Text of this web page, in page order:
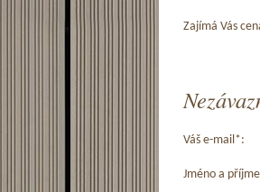
Zajímá Vás
Váš e-mail*:
Jméno a